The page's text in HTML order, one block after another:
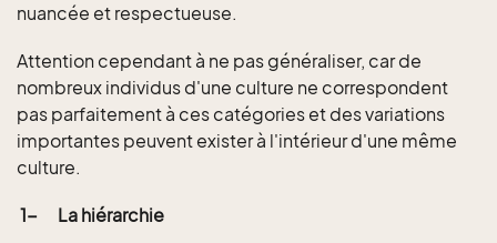
nuancée et respectueuse.
Attention cependant à ne pas généraliser, car de
nombreux individus d'une culture ne correspondent
pas parfaitement à ces catégories et des variations
importantes peuvent exister à l'intérieur d'une même
culture.
1- La hiérarchie